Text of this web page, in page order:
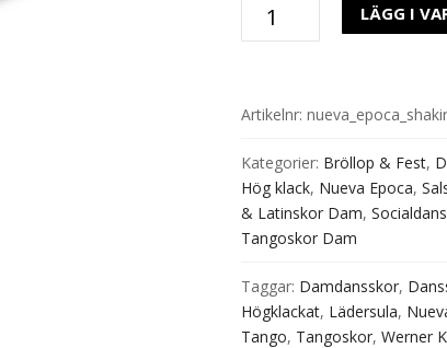
Epoca
8
LÄGG I
Artikelnr:
Kategorier: Bröllop & Fest,
Hög klack, Nueva Epoca,
& Latinskor Dam, Socialdans
Tangoskor Dam
Taggar: Damdansskor,
Högklackat, Lädersula,
Tango, Tangoskor, Werner